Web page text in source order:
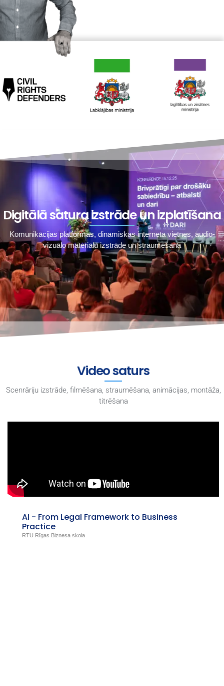
Digitālā satura izstrāde un izplatīšana
Komunikācijas platformas, dinamiskas interneta vietnes, audio-
vizuālo materiālu izstrāde un straumēšana
Video saturs
Scenrāriju izstrāde, filmēšana, straumēšana, animācijas, montāža,
titrēšana
AI - From Legal Framework to Business
Practice
RTU Rīgas Biznesa skola